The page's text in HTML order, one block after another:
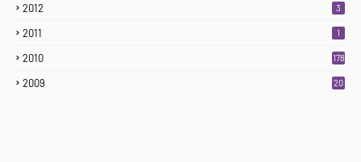
2012 3
2011 1
2010 178
2009 20